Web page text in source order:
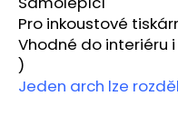
Pro inkoustové
Vhodné do interiéru
)
Jeden arch lze
D
o
p
o